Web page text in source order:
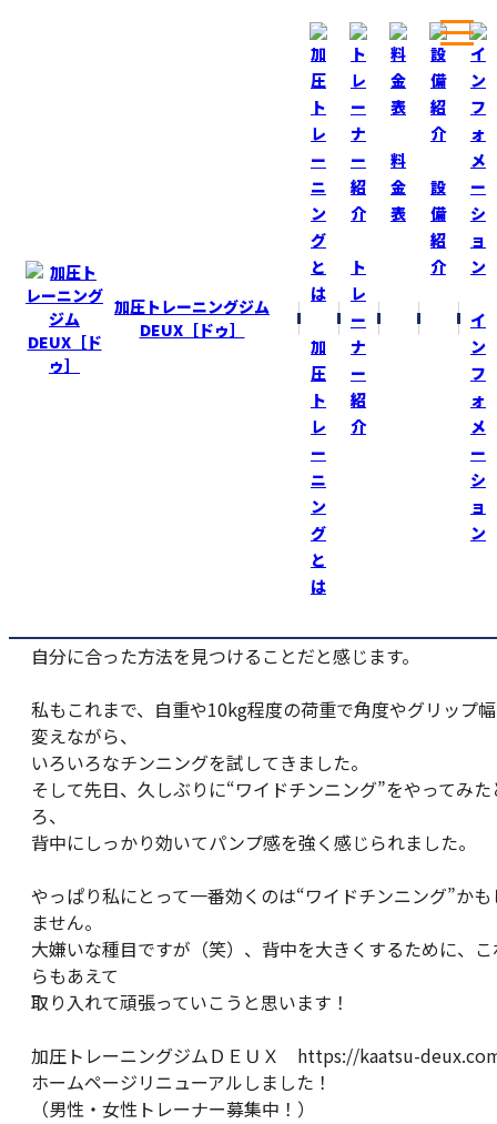
加圧トレーニングジム
DEUX［ドゥ］
加
圧
ト
レ
ー
ニ
ン
グ
と
は
ト
レ
ー
ナ
ー
紹
介
料
金
表
設
備
紹
介
イ
ン
フ
ォ
メ
ー
シ
ョ
ン
やっぱりワイドチンニングが効く！
やっぱりワイドチンニングが効く！
2025-8-30
トレーニング
SNSでは「効くチンニング」について多くの情報が飛び
トレーニーやトレーナーが様々な方法を紹介してくれる
実際に試してみると「全然効かない…」という経験も少
やはり大事なのは、自分の骨格や体質、長所・短所を見
自分に合った方法を見つけることだと感じます。
私もこれまで、自重や10kg程度の荷重で角度やグリップ
変えながら、
いろいろなチンニングを試してきました。
そして先日、久しぶりに“ワイドチンニング”をやってみた
ろ、
背中にしっかり効いてパンプ感を強く感じられました。
やっぱり私にとって一番効くのは“ワイドチンニング”かも
ません。
大嫌いな種目ですが（笑）、背中を大きくするために、
らもあえて
取り入れて頑張っていこうと思います！
加圧トレーニングジムＤＥＵＸ https://kaatsu-
ホームページリニューアルしました！
（男性・女性トレーナー募集中！）